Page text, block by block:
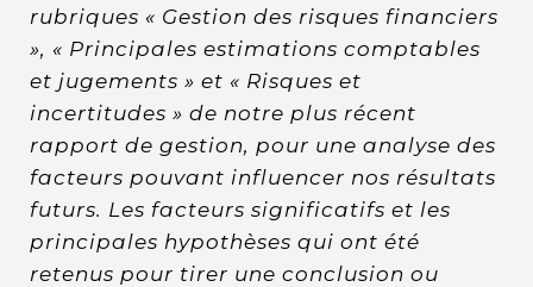
rubriques « Gestion des risques financiers
», « Principales estimations comptables
et jugements » et « Risques et
incertitudes » de notre plus récent
rapport de gestion, pour une analyse des
facteurs pouvant influencer nos résultats
futurs. Les facteurs significatifs et les
principales hypothèses qui ont été
retenus pour tirer une conclusion ou